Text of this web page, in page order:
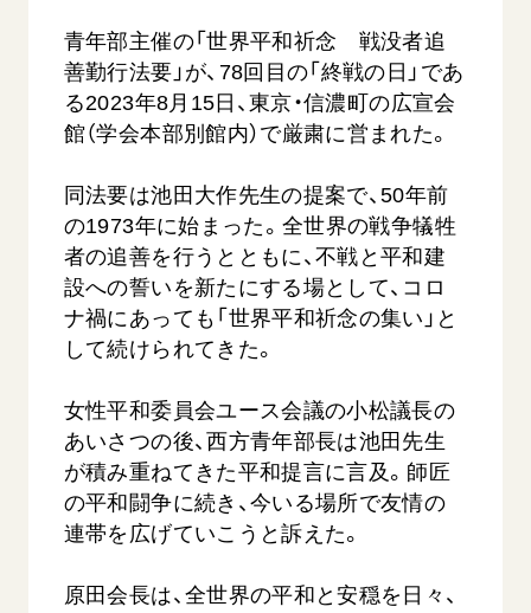
道府県中心会館
Soka Gakkai グローバルサイト
SGIピースサイト
SOKA PICKS
【被爆証言】「原爆の子」として生きた80年
広島県 早志百…
SDGs 平和 動画
青年部主催の「世界平和祈念 戦没者追
善勤行法要」が、78回目の「終戦の日」であ
る2023年8月15日、東京・信濃町の広宣会
館（学会本部別館内）で厳粛に営まれた。
同法要は池田大作先生の提案で、50年前
の1973年に始まった。全世界の戦争犠牲
者の追善を行うとともに、不戦と平和建
設への誓いを新たにする場として、コロ
ナ禍にあっても「世界平和祈念の集い」と
して続けられてきた。
女性平和委員会ユース会議の小松議長の
あいさつの後、西方青年部長は池田先生
が積み重ねてきた平和提言に言及。師匠
の平和闘争に続き、今いる場所で友情の
連帯を広げていこうと訴えた。
原田会長は、全世界の平和と安穏を日々、